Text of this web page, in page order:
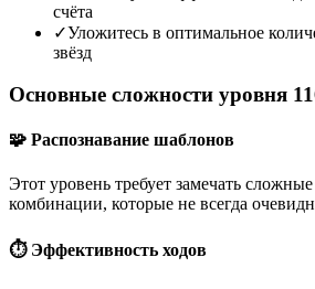
счёта
✓Уложитесь в оптимальное
звёзд
Основные сложности уровня
🧩 Распознавание шаблонов
Этот уровень требует замечать
комбинации, которые не всегда
⏱️ Эффективность ходов